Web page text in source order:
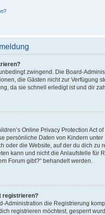
zwingend. Die Board-
die Gästen nicht zur Verfügung
da sie schnell erledigt ist und dir
Online Privacy Protection Act
persönliche Daten von Kindern
oder die Website, auf der du dich
kann und nicht die Anlaufstelle für
Forum gibt?“ behandelt werden.
registrieren?
Administration die Registrierung
registrieren möchtest, gesperrt